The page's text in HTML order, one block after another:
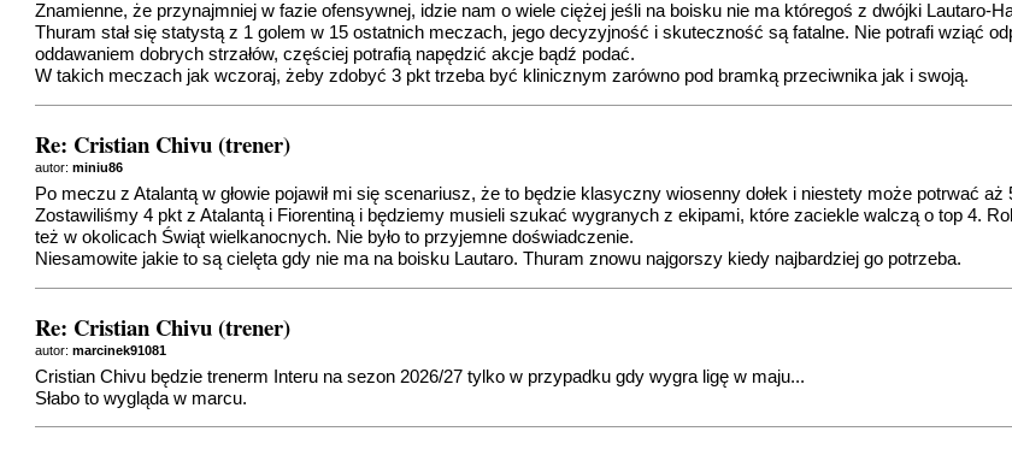
Znamienne, że przynajmniej w fazie ofensywnej, idzie nam o wiele ciężej jeśli na boisku nie ma któregoś z dwójki Lautaro-
Thuram stał się statystą z 1 golem w 15 ostatnich meczach, jego decyzyjność i skuteczność są fatalne. Nie potrafi wziąć
oddawaniem dobrych strzałów, częściej potrafią napędzić akcje bądź podać.
W takich meczach jak wczoraj, żeby zdobyć 3 pkt trzeba być klinicznym zarówno pod bramką przeciwnika jak i swoją.
Re: Cristian Chivu (trener)
autor:miniu86
Po meczu z Atalantą w głowie pojawił mi się scenariusz, że to będzie klasyczny wiosenny dołek i niestety może potrwać
Zostawiliśmy 4 pkt z Atalantą i Fiorentiną i będziemy musieli szukać wygranych z ekipami, które zaciekle walczą o top 4.
też w okolicach Świąt wielkanocnych. Nie było to przyjemne doświadczenie.
Niesamowite jakie to są cielęta gdy nie ma na boisku Lautaro. Thuram znowu najgorszy kiedy najbardziej go potrzeba.
Re: Cristian Chivu (trener)
autor:marcinek91081
Cristian Chivu będzie trenerm Interu na sezon 2026/27 tylko w przypadku gdy wygra ligę w maju...
Słabo to wygląda w marcu.